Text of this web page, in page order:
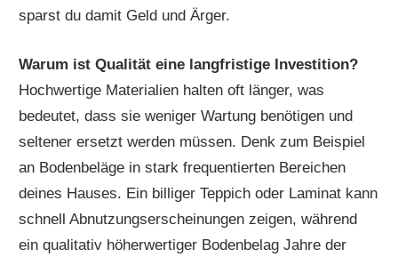
sparst du damit Geld und Ärger.
Warum ist Qualität eine langfristige Investition?
Hochwertige Materialien halten oft länger, was
bedeutet, dass sie weniger Wartung benötigen und
seltener ersetzt werden müssen. Denk zum Beispiel
an Bodenbeläge in stark frequentierten Bereichen
deines Hauses. Ein billiger Teppich oder Laminat kann
schnell Abnutzungserscheinungen zeigen, während
ein qualitativ höherwertiger Bodenbelag Jahre der